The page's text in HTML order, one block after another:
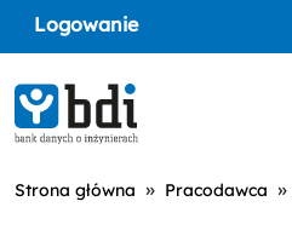
Logowanie
Strona główna » Pracodawca »